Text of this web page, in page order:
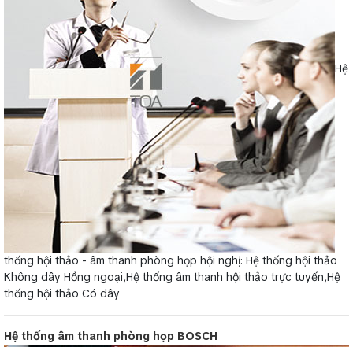
Hệ
thống hội thảo - âm thanh phòng họp hội nghị: Hệ thống hội thảo
Không dây Hồng ngoại,Hệ thống âm thanh hội thảo trực tuyến,Hệ
thống hội thảo Có dây
Hệ thống âm thanh phòng họp BOSCH